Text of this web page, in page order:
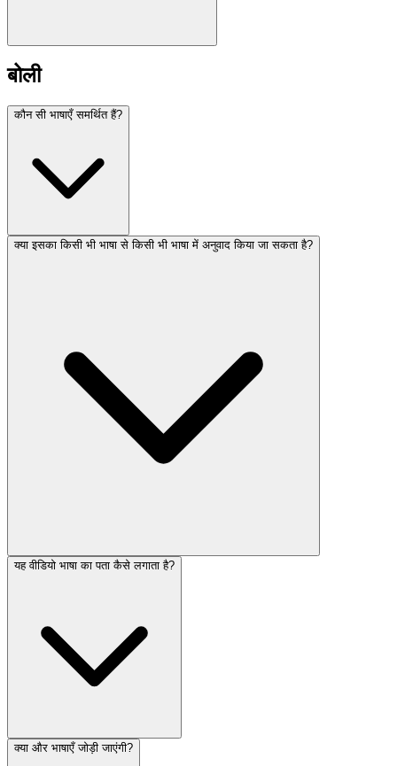
बोली
कौन सी भाषाएँ समर्थित हैं?
क्या इसका किसी भी भाषा से किसी भी भाषा में अनुवाद किया जा सकता है?
यह वीडियो भाषा का पता कैसे लगाता है?
क्या और भाषाएँ जोड़ी जाएंगी?